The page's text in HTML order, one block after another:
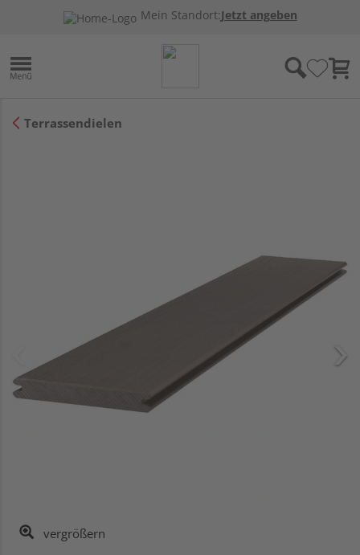
Mein Standort:Jetzt angeben
Terrassendielen
vergrößern